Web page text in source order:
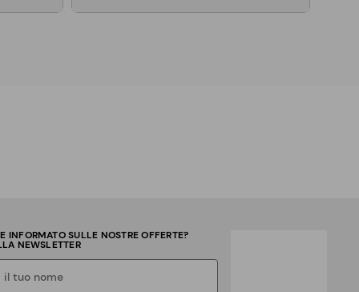
INFORMATO SULLE NOSTRE OFFERTE?
NEWSLETTER